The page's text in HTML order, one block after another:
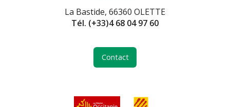
La Bastide, 66360 OLETTE
Tél. (+33)4 68 04 97 60
Contact